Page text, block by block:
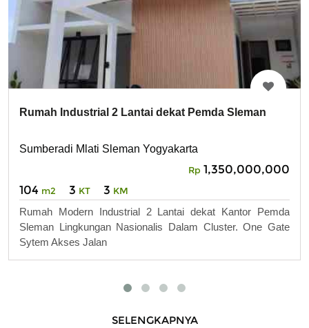
Rumah Industrial 2 Lantai dekat Pemda Sleman
Sumberadi Mlati Sleman Yogyakarta
Rp 1,350,000,000
104 m2 3 KT 3 KM
Rumah Modern Industrial 2 Lantai dekat Kantor Pemda
Sleman Lingkungan Nasionalis Dalam Cluster. One Gate
Sytem Akses Jalan
SELENGKAPNYA